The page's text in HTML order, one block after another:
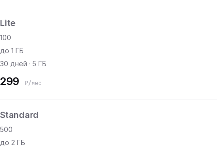
Lite
100
до 1 ГБ
30 дней · 5 ГБ
299 ₽/мес
Standard
500
до 2 ГБ